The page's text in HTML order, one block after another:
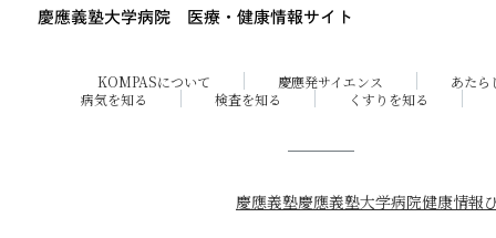
KOMPASについて 慶應発サイエンス
あたら
病気を知る
検査を知る くすりを知る
慶應義塾慶應義塾大学病院健康情報